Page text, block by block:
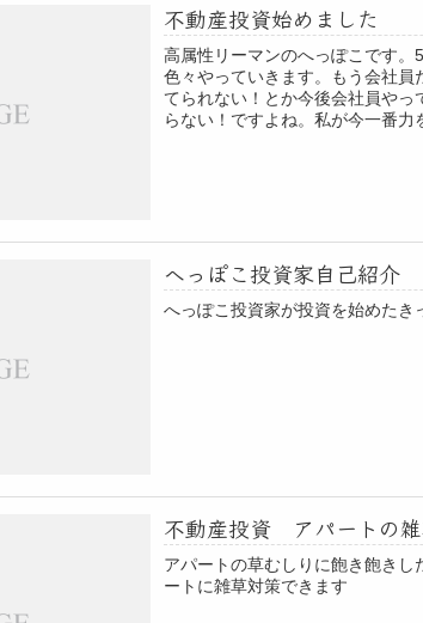
不動産投資始めました
高属性リーマンのへっぽこです。
色々やっていきます。もう会社員
てられない！とか今後会社員やっ
らない！ですよね。私が今一番力
へっぽこ投資家自己紹介
へっぽこ投資家が投資を始めたき
不動産投資 アパートの
アパートの草むしりに飽き飽きし
ートに雑草対策できます